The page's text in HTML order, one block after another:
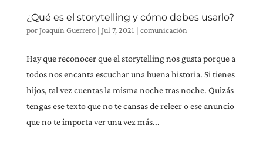
¿Qué es el storytelling y cómo debes usarlo?
porJoaquín Guerrero| Jul 7, 2021 | comunicación
Hay que reconocer que el storytelling nos gusta porque a
todos nos encanta escuchar una buena historia. Si tienes
hijos, tal vez cuentas la misma noche tras noche. Quizás
tengas ese texto que no te cansas de releer o ese anuncio
que no te importa ver una vez más...